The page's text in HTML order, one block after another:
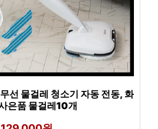
선 물걸레 청소기 자동 전동, 화
은품 물걸레10개